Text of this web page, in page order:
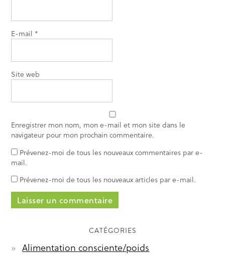
E-mail *
Site web
Enregistrer mon nom, mon e-mail et mon site dans le
navigateur pour mon prochain commentaire.
Prévenez-moi de tous les nouveaux commentaires par e-
mail.
Prévenez-moi de tous les nouveaux articles par e-mail.
CATÉGORIES
Alimentation consciente/poids